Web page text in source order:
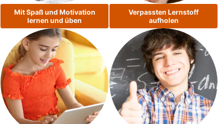
Mit Spaß und Motivation
lernen und üben
Verpassten Lernstoff
aufholen